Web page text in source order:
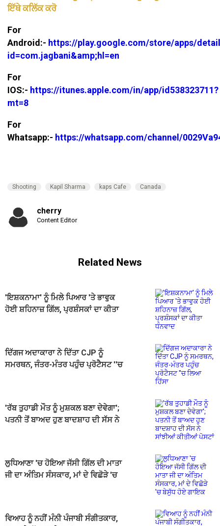
ਇੱਥੇ ਕਲਿੱਕ ਕਰੋ
For
Android:- https://play.google.com/store/apps/
id=com.jagbani&amp;hl=en
For
IOS:- https://itunes.apple.com/in/app/id538323711?
mt=8
For
Whatsapp:- https://whatsapp.com/channel/
Shooting Kapil Sharma kaps Cafe Canada
cherry
Content Editor
Related News
'ਇਸ਼ਕਨਾਮਾ' ਨੂੰ ਮਿਲੇ ਪਿਆਰ 'ਤੇ ਭਾਵੁਕ
ਹੋਈ ਸ਼ਹਿਨਾਜ਼ ਗਿੱਲ, ਪ੍ਰਸ਼ੰਸਕਾਂ ਦਾ ਕੀਤਾ
ਦਿੱਗਜ ਅਦਾਕਾਰਾ ਨੇ ਦਿੱਤਾ CJP ਨੂੰ
ਸਮਰਥਨ, ਜੰਤਰ-ਮੰਤਰ ਪਹੁੰਚ ਪ੍ਰੋਟੈਸਟ ''ਚ
'ਰੱਬ ਤੁਹਾਡੀ ਮੌਤ ਨੂੰ ਮੁਸ਼ਕਲ ਬਣਾ ਦੇਵੇਗਾ';
ਪਤਨੀ ਤੋਂ ਬਾਅਦ ਹੁਣ ਬਾਦਸ਼ਾਹ ਦੀ ਸੱਸ ਨੇ
ਲੁਧਿਆਣਾ 'ਚ ਹੋਇਆ ਜੱਸੀ ਗਿੱਲ ਦੀ ਮਾਤਾ
ਜੀ ਦਾ ਅੰਤਿਮ ਸੰਸਕਾਰ, ਮਾਂ ਦੇ ਵਿਛੋੜੇ 'ਚ
ਵਿਆਹ ਨੂੰ ਨਹੀਂ ਮੰਨੀ ਪੰਜਾਬੀ ਸੰਗੀਤਕਾਰ,